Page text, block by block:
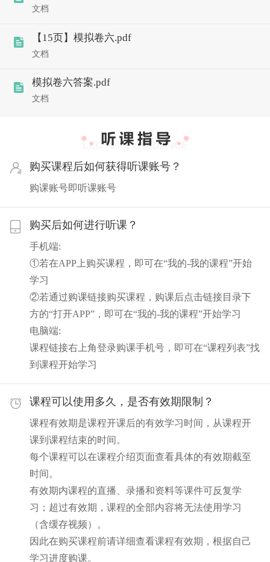
文档
【15页】模拟卷六.pdf
文档
模拟卷六答案.pdf
文档
购买课程后如何获得听课账号？
购课账号即听课账号
购买后如何进行听课？
手机端:
①若在APP上购买课程，即可在“我的-我的课程”开始
学习
②若通过购课链接购买课程，购课后点击链接目录下
方的“打开APP”，即可在“我的-我的课程”开始学习
电脑端:
课程链接右上角登录购课手机号，即可在“课程列表”找
到课程开始学习
课程可以使用多久，是否有效期限制？
课程有效期是课程开课后的有效学习时间，从课程开
课到课程结束的时间。
每个课程可以在课程介绍页面查看具体的有效期截至
时间。
有效期内课程的直播、录播和资料等课件可反复学
习；超过有效期，课程的全部内容将无法使用学习
（含缓存视频）。
因此在购买课程前请详细查看课程有效期，根据自己
学习进度购课。